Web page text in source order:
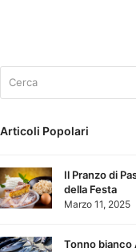
Articoli Popolari
Il Pranzo di
della Festa
Marzo 11, 2025
Tonno bianco